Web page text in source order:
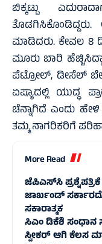
ಬಿಕ್ಕಟ್ಟು
ಮಾಡಿದರು. ಕೇವಲ
ಮೂರು ಬಾರಿ
ಪೆಟ್ರೋಲ್, ಡೀಸೆಲ್ ಬೆಲೆ
ಏಷ್ಯಾದಲ್ಲಿ ಯುದ್ಧ
ಚೆನ್ನಾಗಿದೆ ಎಂದು ಹೇಳಿ
ತಮ್ಮ ನಾಗರಿಕರಿಗೆ
More Read
ಜೆಪಿಎಸ್‌ಸಿ
ಜಾರ್ಖಂಡ್‌
ಸಕಾರಾತ್ಮಕ
ಸಿಎಂ ಡಿಕೆಶಿ ಸಂಧಾನ
ಸ್ವೀಕರ್ ಆಗಿ ಕೆಲಸ